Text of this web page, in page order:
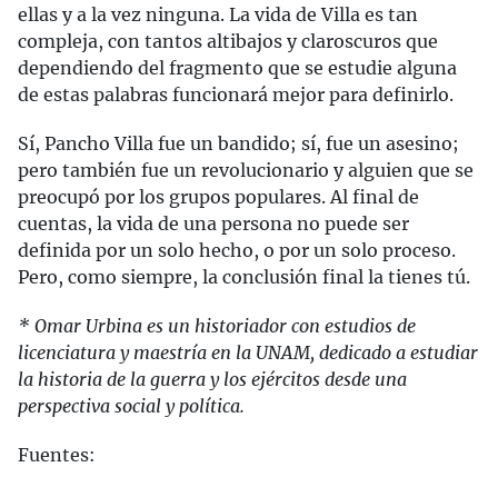
ellas y a la vez ninguna. La vida de Villa es tan
compleja, con tantos altibajos y claroscuros que
dependiendo del fragmento que se estudie alguna
de estas palabras funcionará mejor para definirlo.
Sí, Pancho Villa fue un bandido; sí, fue un asesino;
pero también fue un revolucionario y alguien que se
preocupó por los grupos populares. Al final de
cuentas, la vida de una persona no puede ser
definida por un solo hecho, o por un solo proceso.
Pero, como siempre, la conclusión final la tienes tú.
* Omar Urbina es un historiador con estudios de
licenciatura y maestría en la UNAM, dedicado a estudiar
la historia de la guerra y los ejércitos desde una
perspectiva social y política.
Fuentes: